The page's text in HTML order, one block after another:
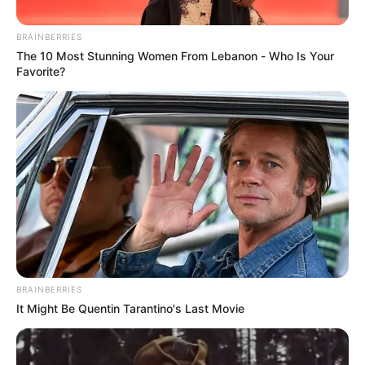
Cortesía
Hubert Bodhert ex-técnico del Once Caldas
Por: David Fernando Rocha Cubillos
Enero 1, 2021
COMPARTIR
BRAINBERRIES
The 10 Most Stunning Women From Lebanon - Who Is Your
Favorite?
BRAINBERRIES
It Might Be Quentin Tarantino's Last Movie